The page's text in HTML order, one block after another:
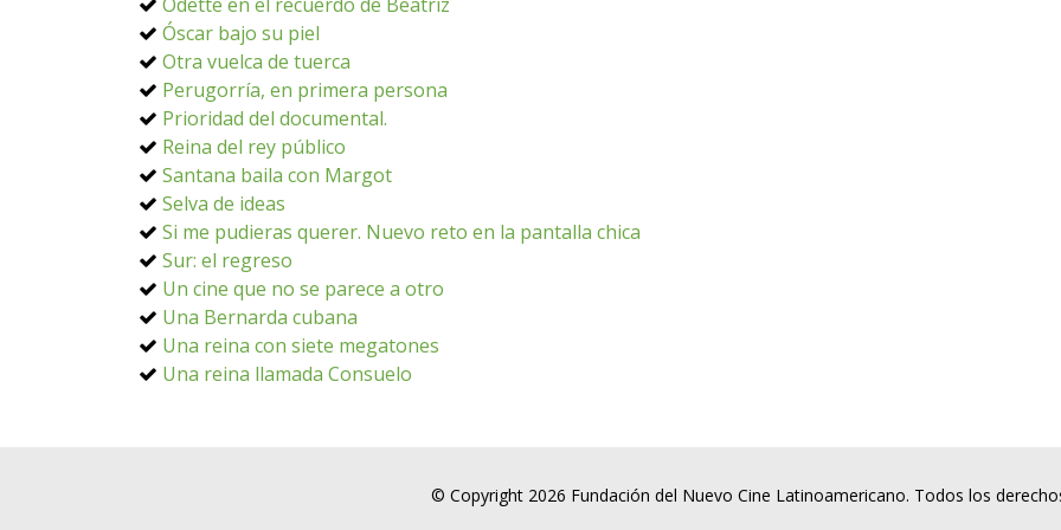
Óscar bajo su piel
Otra vuelca de tuerca
Perugorría, en primera persona
Prioridad del documental.
Reina del rey público
Santana baila con Margot
Selva de ideas
Si me pudieras querer. Nuevo reto en la pantalla chica
Sur: el regreso
Un cine que no se parece a otro
Una Bernarda cubana
Una reina con siete megatones
Una reina llamada Consuelo
© Copyright 2026 Fundación del Nuevo Cine Latinoamericano. Todos los